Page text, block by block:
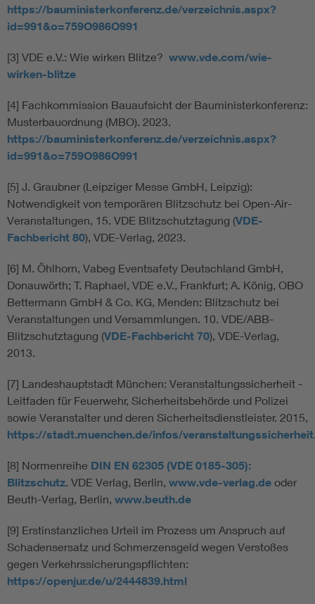
https://bauministerkonferenz.de/verzeichnis.aspx?
id=991&o=759O986O991
[3] VDE e.V.: Wie wirken Blitze? www.vde.com/wie-
wirken-blitze
[4] Fachkommission Bauaufsicht der Bauministerkonferenz:
Musterbauordnung (MBO). 2023.
https://bauministerkonferenz.de/verzeichnis.aspx?
id=991&o=759O986O991
[5] J. Graubner (Leipziger Messe GmbH, Leipzig):
Notwendigkeit von temporären Blitzschutz bei Open-Air-
Veranstaltungen, 15. VDE Blitzschutztagung (VDE-
Fachbericht 80), VDE-Verlag, 2023.
[6] M. Öhlhorn, Vabeg Eventsafety Deutschland GmbH,
Donauwörth; T. Raphael, VDE e.V., Frankfurt; A. König, OBO
Bettermann GmbH & Co. KG, Menden: Blitzschutz bei
Veranstaltungen und Versammlungen. 10. VDE/ABB-
Blitzschutztagung (VDE-Fachbericht 70), VDE-Verlag,
2013.
[7] Landeshauptstadt München: Veranstaltungssicherheit -
Leitfaden für Feuerwehr, Sicherheitsbehörde und Polizei
sowie Veranstalter und deren Sicherheitsdienstleister. 2015,
https://stadt.muenchen.de/infos/
[8] Normenreihe DIN EN 62305 (VDE 0185-305):
Blitzschutz. VDE Verlag, Berlin, www.vde-verlag.de oder
Beuth-Verlag, Berlin, www.beuth.de
[9] Erstinstanzliches Urteil im Prozess um Anspruch auf
Schadensersatz und Schmerzensgeld wegen Verstoßes
gegen Verkehrssicherungspflichten:
https://openjur.de/u/2444839.html